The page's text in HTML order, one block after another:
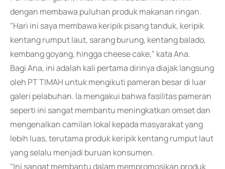
dengan membawa puluhan produk makanan ringan.
"Hari ini saya membawa keripik pisang tanduk, keripik
kentang rumput laut, sarang burung, kentang balado,
kembang goyang, hingga cheese cake," kata Ana.
Bagi Ana, ini adalah kali pertama dirinya diajak langsung
oleh PT TIMAH untuk mengikuti pameran besar di luar
galeri pelabuhan. Ia mengakui bahwa fasilitas pameran
seperti ini sangat membantu meningkatkan omset dan
mengenalkan camilan lokal kepada masyarakat yang
lebih luas, terutama produk keripik kentang rumput laut
yang selalu menjadi buruan konsumen.
"Ini sangat membantu dalam mempromosikan produk